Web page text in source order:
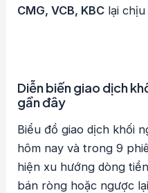
CMG, VCB, KBC lại
Diễn biến giao dịch
gần đây
Biểu đồ giao dịch khối
hôm nay và trong 9
hiện xu hướng dòng
bán ròng hoặc ngược